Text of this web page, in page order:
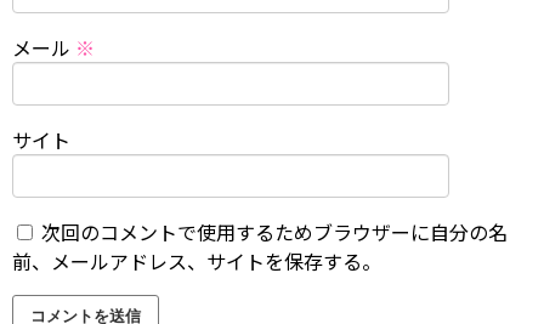
メール ※
サイト
次回のコメントで使用するためブラウザーに自分の名
前、メールアドレス、サイトを保存する。